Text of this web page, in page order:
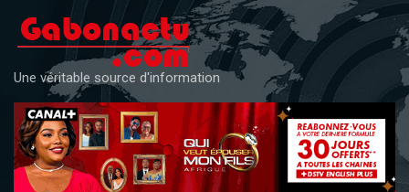
content
Une véritable source d'information